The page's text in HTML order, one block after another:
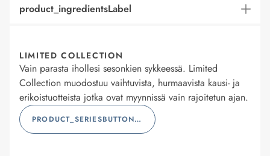
product_ingredientsLabel
LIMITED COLLECTION
Vain parasta ihollesi sesonkien sykkeessä. Limited
Collection muodostuu vaihtuvista, hurmaavista kausi- ja
erikoistuotteista jotka ovat myynnissä vain rajoitetun ajan.
PRODUCT_SERIESBUTTONLABEL